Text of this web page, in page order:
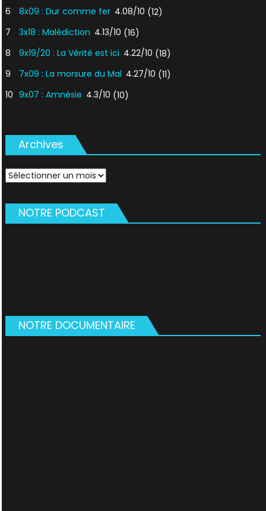
6
8x09 : Dur comme fer 4.08/10 (12)
7
3x18 : Malédiction 4.13/10 (16)
8
9x19/20 : La Vérité est ici 4.22/10 (18)
9
7x09 : La morsure du Mal 4.27/10 (11)
10 9x07 : Amnésie 4.3/10 (10)
Archives
Archives
NOTRE PODCAST
NOTRE DOCUMENTAIRE